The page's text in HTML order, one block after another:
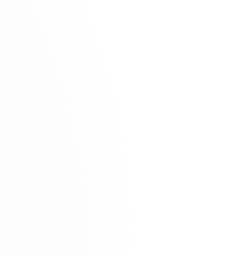
Options